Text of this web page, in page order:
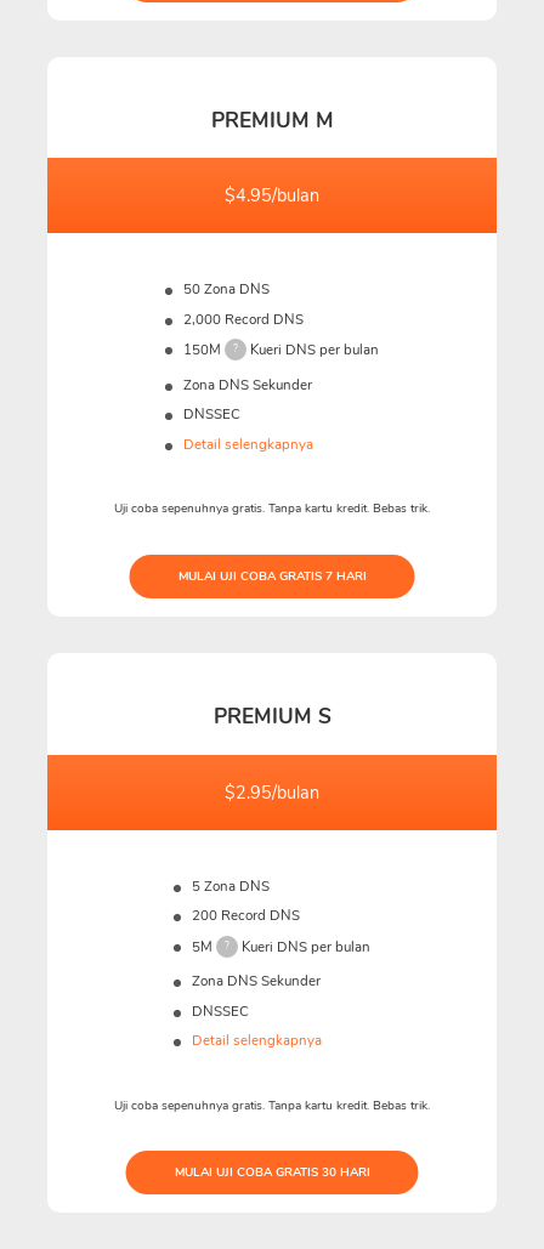
PREMIUM M
$4.95/bulan
50 Zona DNS
2,000 Record DNS
150M
?
Kueri DNS per bulan
Zona DNS Sekunder
DNSSEC
Detail selengkapnya
Uji coba sepenuhnya gratis. Tanpa kartu kredit. Bebas trik.
MULAI UJI COBA GRATIS 7 HARI
PREMIUM S
$2.95/bulan
5 Zona DNS
200 Record DNS
5M
?
Kueri DNS per bulan
Zona DNS Sekunder
DNSSEC
Detail selengkapnya
Uji coba sepenuhnya gratis. Tanpa kartu kredit. Bebas trik.
MULAI UJI COBA GRATIS 30 HARI